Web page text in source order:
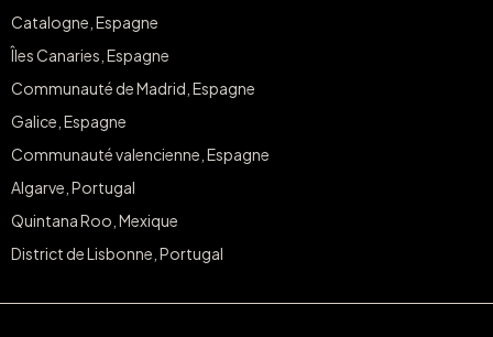
Catalogne, Espagne
Îles Canaries, Espagne
Communauté de Madrid, Espagne
Galice, Espagne
Communauté valencienne, Espagne
Algarve, Portugal
Quintana Roo, Mexique
District de Lisbonne, Portugal